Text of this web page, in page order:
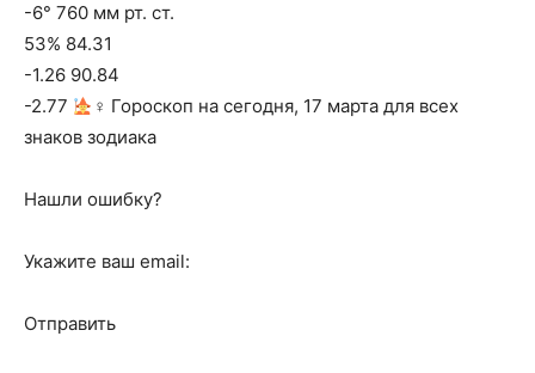
-6° 760 мм рт. ст.
53% 84.31
-1.26 90.84
-2.77
‍♀ Гороскоп на сегодня, 17 марта для всех
знаков зодиака
Нашли ошибку?
Укажите ваш email:
Отправить